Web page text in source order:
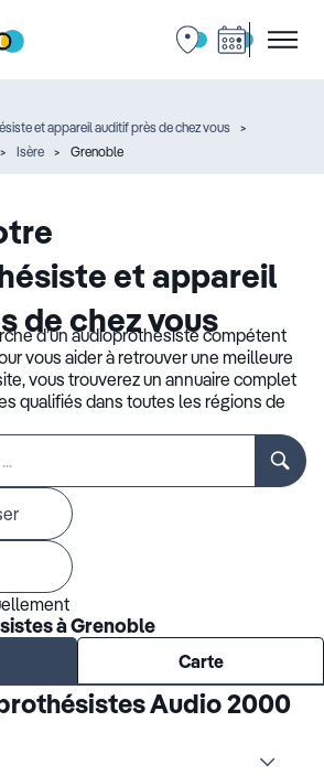
et appareil auditif près de chez vous
Isère Grenoble
et appareil
de chez vous
d’un audioprothésiste compétent
vous aider à retrouver une meilleure
vous trouverez un annuaire complet
qualifiés dans toutes les régions de
à Grenoble
Carte
Audio 2000